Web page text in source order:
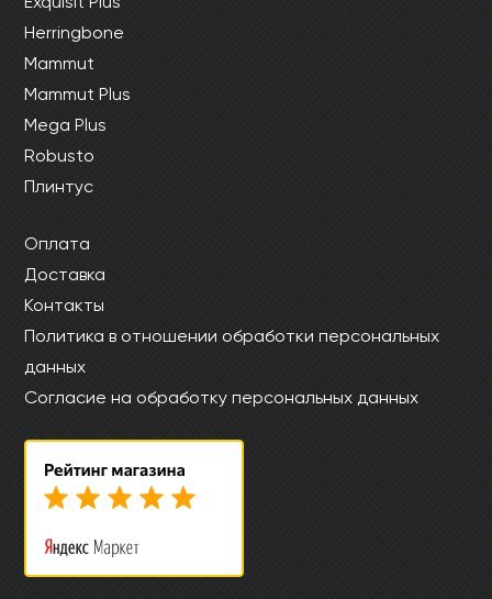
Herringbone
Mammut
Mammut Plus
Mega Plus
Robusto
Плинтус
Оплата
Доставка
Контакты
Политика в отношении обработки персональных
данных
Согласие на обработку персональных данных